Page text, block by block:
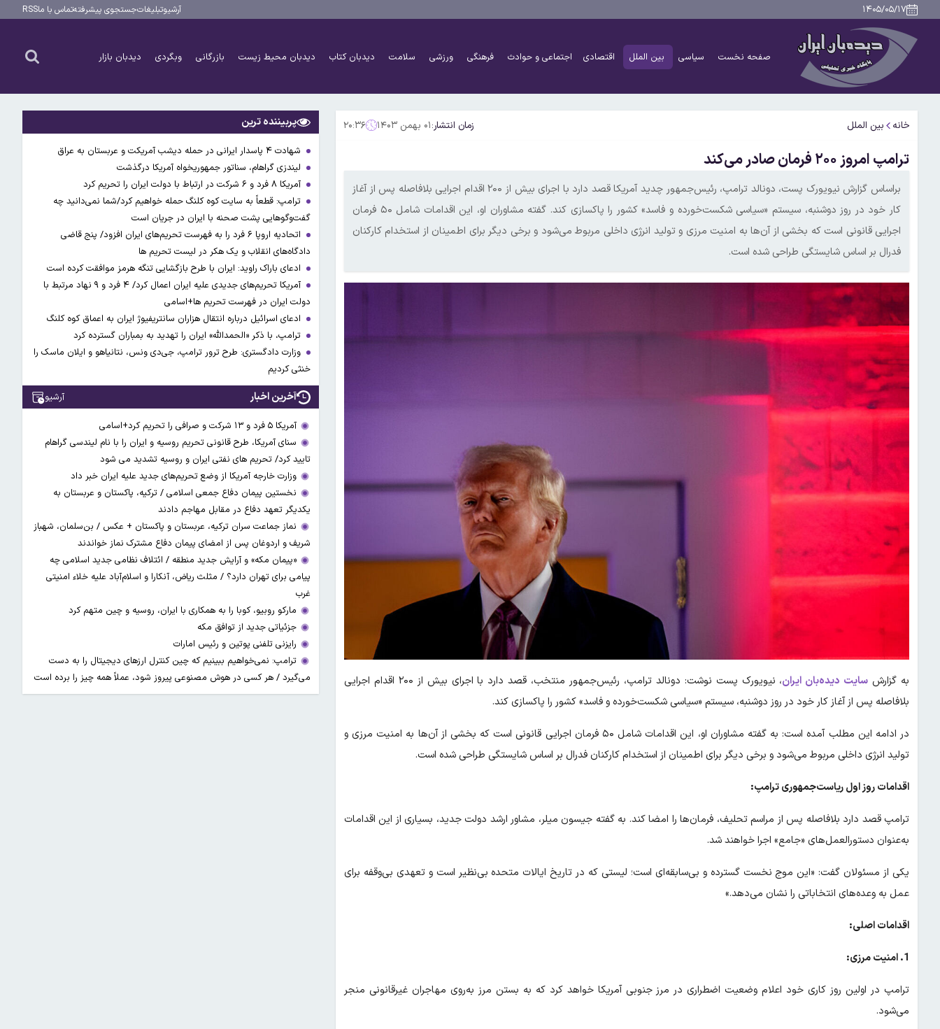
۱۴۰۵/۰۵/۱۷ آرشیوتبلیغاتجستجوی پیشرفتهتماس با ماRSS
صفحه نخست سیاسی بین الملل اقتصادی اجتماعی و حوادث فرهنگی ورزشی سلامت دیدبان کتاب دیدبان محیط زیست بازرگانی وبگردی دیدبان بازار
خانه بین الملل زمان انتشار:۰۱ بهمن ۱۴۰۳ ۲۰:۳۶
ترامپ امروز ۲۰۰ فرمان صادر می‌کند
براساس گزارش نیویورک پست، دونالد ترامپ، رئیس‌جمهور چدید آمریکا قصد دارد با اجرای بیش از ۲۰۰ اقدام اجرایی بلافاصله پس از آغاز
کار خود در روز دوشنبه، سیستم «سیاسی شکست‌خورده و فاسد» کشور را پاکسازی کند. گفته مشاوران او، این اقدامات شامل ۵۰ فرمان
اجرایی قانونی است که بخشی از آن‌ها به امنیت مرزی و تولید انرژی داخلی مربوط می‌شود و برخی دیگر برای اطمینان از استخدام کارکنان
فدرال بر اساس شایستگی طراحی شده است.
به گزارش سایت دیده‌بان ایران
، نیویورک پست نوشت: دونالد ترامپ، رئیس‌جمهور منتخب، قصد دارد با اجرای بیش از ۲۰۰ اقدام اجرایی
بلافاصله پس از آغاز کار خود در روز دوشنبه، سیستم «سیاسی شکست‌خورده و فاسد» کشور را پاکسازی کند.
در ادامه این مطلب آمده است: به گفته مشاوران او، این اقدامات شامل ۵۰ فرمان اجرایی قانونی است که بخشی از آن‌ها به امنیت مرزی و
تولید انرژی داخلی مربوط می‌شود و برخی دیگر برای اطمینان از استخدام کارکنان فدرال بر اساس شایستگی طراحی شده است.
اقدامات روز اول ریاست‌جمهوری ترامپ:
ترامپ قصد دارد بلافاصله پس از مراسم تحلیف، فرمان‌ها را امضا کند. به گفته جیسون میلر، مشاور ارشد دولت جدید، بسیاری از این اقدامات
به‌عنوان دستورالعمل‌های «جامع» اجرا خواهند شد.
یکی از مسئولان گفت: «این موج نخست گسترده و بی‌سابقه‌ای است؛ لیستی که در تاریخ ایالات متحده بی‌نظیر است و تعهدی بی‌وقفه برای
عمل به وعده‌های انتخاباتی را نشان می‌دهد.»
اقدامات اصلی:
1. امنیت مرزی:
ترامپ در اولین روز کاری خود اعلام وضعیت اضطراری در مرز جنوبی آمریکا خواهد کرد که به بستن مرز به‌روی مهاجران غیرقانونی منجر
می‌شود.
پربیننده ترین
شهادت ۴ پاسدار ایرانی در حمله دیشب آمریکت و عربستان به عراق
لیندزی گراهام، سناتور جمهوریخواه آمریکا درگذشت
آمریکا ۸ فرد و ۶ شرکت در ارتباط با دولت ایران را تحریم کرد
ترامپ: قطعاً به سایت کوه کلنگ حمله خواهیم کرد/شما نمی‌دانید چه
گفت‌وگوهایی پشت صحنه با ایران در جریان است
اتحادیه اروپا ۶ فرد را به فهرست تحریم‌های ایران افزود/ پنج قاضی
دادگاه‌های انقلاب و یک هکر در لیست تحریم ها
ادعای باراک راوید: ایران با طرح بازگشایی تنگه هرمز موافقت کرده است
آمریکا تحریم‌های جدیدی علیه ایران اعمال کرد/ ۴ فرد و ۹ نهاد مرتبط با
دولت ایران در فهرست تحریم ها+اسامی
ادعای اسرائیل درباره انتقال هزاران سانتریفیوژ ایران به اعماق کوه کلنگ
ترامپ، با ذکر «الحمدالله» ایران را تهدید به بمباران گسترده کرد
وزارت دادگستری: طرح ترور ترامپ، جی‌دی ونس، نتانیاهو و ایلان ماسک را
خنثی کردیم
آخرین اخبار آرشیو
آمریکا ۵ فرد و ۱۳ شرکت و صرافی را تحریم کرد+اسامی
سنای آمریکا، طرح قانونی تحریم روسیه و ایران را با نام لیندسی گراهام
تایید کرد/ تحریم های نفتی ایران و روسیه تشدید می شود
وزارت خارجه آمریکا از وضع تحریم‌های جدید علیه ایران خبر داد
نخستین پیمان دفاع جمعی اسلامی / ترکیه، پاکستان و عربستان به
یکدیگر تعهد دفاع در مقابل مهاجم دادند
نماز جماعت سران ترکیه، عربستان و پاکستان + عکس / بن‌سلمان، شهباز
شریف و اردوغان پس از امضای پیمان دفاع مشترک نماز خواندند
«پیمان مکه» و آرایش جدید منطقه / ائتلاف نظامی جدید اسلامی چه
پیامی برای تهران دارد؟ / مثلث ریاض، آنکارا و اسلام‌آباد علیه خلاء امنیتی
غرب
مارکو روبیو، کوبا را به همکاری با ایران، روسیه و چین متهم کرد
جزئیاتی جدید از توافق مکه
رایزنی تلفنی پوتین و رئیس امارات
ترامپ: نمی‌خواهیم ببینیم که چین کنترل ارز‌های دیجیتال را به دست
می‌گیرد / هر کسی در هوش مصنوعی پیروز شود، عملاً همه چیز را برده است